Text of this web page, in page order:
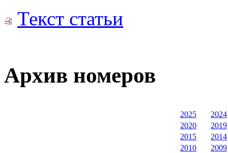
Текст статьи
Архив номеров
2025
2024
2020
2019
2015
2014
2010
2009